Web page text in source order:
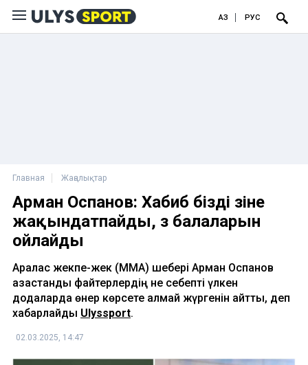
ҚАЗ РУС
Главная Жаңалықтар
Арман Оспанов: Хабиб бізді өзіне
жақындатпайды, өз балаларын
ойлайды
Аралас жекпе-жек (ММА) шебері Арман Оспанов
қазақстандық файтерлердің не себепті үлкен
додаларда өнер көрсете алмай жүргенін айтты, деп
хабарлайды Ulyssport.
02.03.2025, 14:47